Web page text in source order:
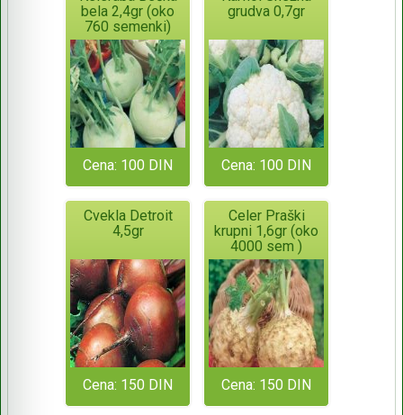
bela 2,4gr (oko
760 semenki)
Cena: 100 DIN
grudva 0,7gr
Cena: 100 DIN
Cvekla Detroit
4,5gr
Cena: 150 DIN
Celer Praški
krupni 1,6gr (oko
4000 sem )
Cena: 150 DIN